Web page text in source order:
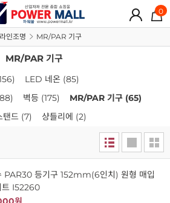
0
인조명 MR/PAR 기구
MR/PAR 기구
LED 네온 (85)
벽등 (175) MR/PAR 기구 (65)
탠드 (7) 샹들리에 (2)
PAR30 등기구 152mm(6인치) 원형 매입
트 I52260